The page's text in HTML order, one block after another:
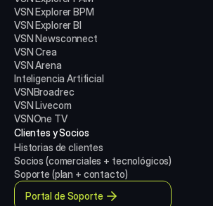
VSN Explorer BPM
VSN Explorer BI
VSN Newsconnect
VSN Crea
VSN Arena
Inteligencia Artificial
VSNBroadrec
VSN Livecom
VSNOne TV
Clientes y Socios
Historias de clientes
Socios (comerciales + tecnológicos)
Soporte (plan + contacto)
Portal de Soporte